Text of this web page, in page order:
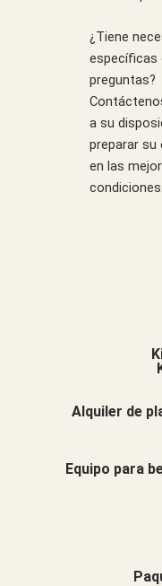
¿Tiene
específicas
preguntas?
a su
preparar su
en las
condiciones.
Alquiler de
Equipo para